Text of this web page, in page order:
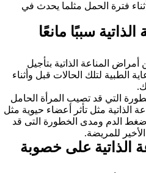
فترة الحمل مثلما يحدث في
سببًا مانعًا
أمراض المناعة الذاتية بتأجيل
الطبية لتلك الحالات قبل وأثناء
التي قد تصيب المرأة الحامل
الذاتية مثل تأثر أعضاء حيوية مثل
ضغط الدم ومدى الخطورة التى قد
للمريضة.
الذاتية على خصوبة